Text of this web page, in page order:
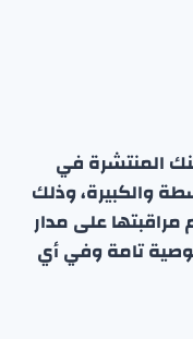
المنتشرة في
والكبيرة، وذلك
مراقبتها على مدار
تامة وفي أي